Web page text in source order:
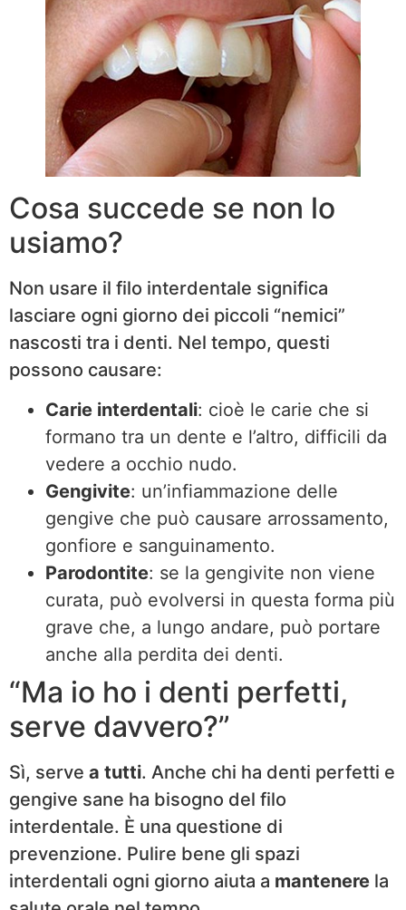
Cosa succede se non lo
usiamo?
Non usare il filo interdentale significa
lasciare ogni giorno dei piccoli “nemici”
nascosti tra i denti. Nel tempo, questi
possono causare:
Carie interdentali: cioè le carie che si
formano tra un dente e l’altro, difficili da
vedere a occhio nudo.
Gengivite: un’infiammazione delle
gengive che può causare arrossamento,
gonfiore e sanguinamento.
Parodontite: se la gengivite non viene
curata, può evolversi in questa forma più
grave che, a lungo andare, può portare
anche alla perdita dei denti.
“Ma io ho i denti perfetti,
serve davvero?”
Sì, serve a tutti. Anche chi ha denti perfetti e
gengive sane ha bisogno del filo
interdentale. È una questione di
prevenzione. Pulire bene gli spazi
interdentali ogni giorno aiuta a mantenere la